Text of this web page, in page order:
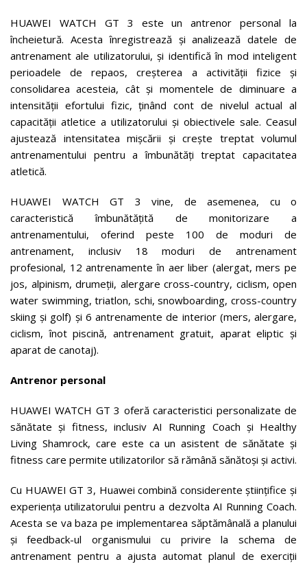
HUAWEI WATCH GT 3 este un antrenor personal la
încheietură. Acesta înregistrează și analizează datele de
antrenament ale utilizatorului, și identifică în mod inteligent
perioadele de repaos, creșterea a activității fizice și
consolidarea acesteia, cât și momentele de diminuare a
intensității efortului fizic, ținând cont de nivelul actual al
capacității atletice a utilizatorului și obiectivele sale. Ceasul
ajustează intensitatea mișcării și crește treptat volumul
antrenamentului pentru a îmbunătăți treptat capacitatea
atletică.
HUAWEI WATCH GT 3 vine, de asemenea, cu o
caracteristică îmbunătățită de monitorizare a
antrenamentului, oferind peste 100 de moduri de
antrenament, inclusiv 18 moduri de antrenament
profesional, 12 antrenamente în aer liber (alergat, mers pe
jos, alpinism, drumeții, alergare cross-country, ciclism, open
water swimming, triatlon, schi, snowboarding, cross-country
skiing și golf) și 6 antrenamente de interior (mers, alergare,
ciclism, înot piscină, antrenament gratuit, aparat eliptic și
aparat de canotaj).
Antrenor personal
HUAWEI WATCH GT 3 oferă caracteristici personalizate de
sănătate și fitness, inclusiv AI Running Coach și Healthy
Living Shamrock, care este ca un asistent de sănătate și
fitness care permite utilizatorilor să rămână sănătoși și activi.
Cu HUAWEI GT 3, Huawei combină considerente științifice și
experiența utilizatorului pentru a dezvolta AI Running Coach.
Acesta se va baza pe implementarea săptămânală a planului
și feedback-ul organismului cu privire la schema de
antrenament pentru a ajusta automat planul de exerciții